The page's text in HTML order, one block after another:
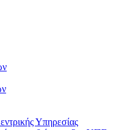
Υπηρεσίας